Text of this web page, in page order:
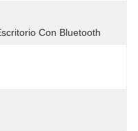
Con Bluetooth